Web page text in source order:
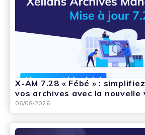
X-AM 7.28 « Fébé » :
vos archives avec la nouvelle
06/08/2026